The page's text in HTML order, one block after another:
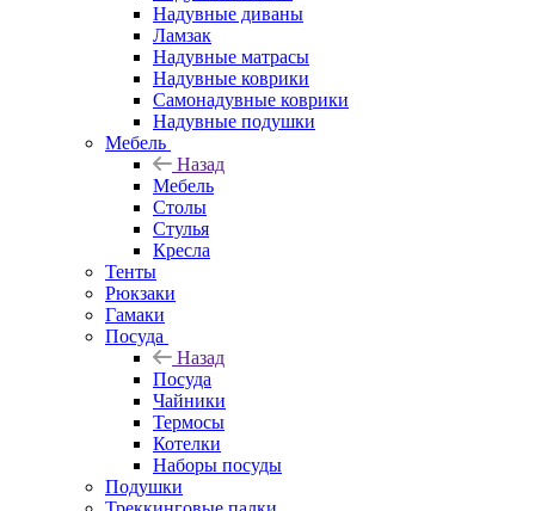
Надувные диваны
Ламзак
Надувные матрасы
Надувные коврики
Самонадувные коврики
Надувные подушки
Мебель
Назад
Мебель
Столы
Стулья
Кресла
Тенты
Рюкзаки
Гамаки
Посуда
Назад
Посуда
Чайники
Термосы
Котелки
Наборы посуды
Подушки